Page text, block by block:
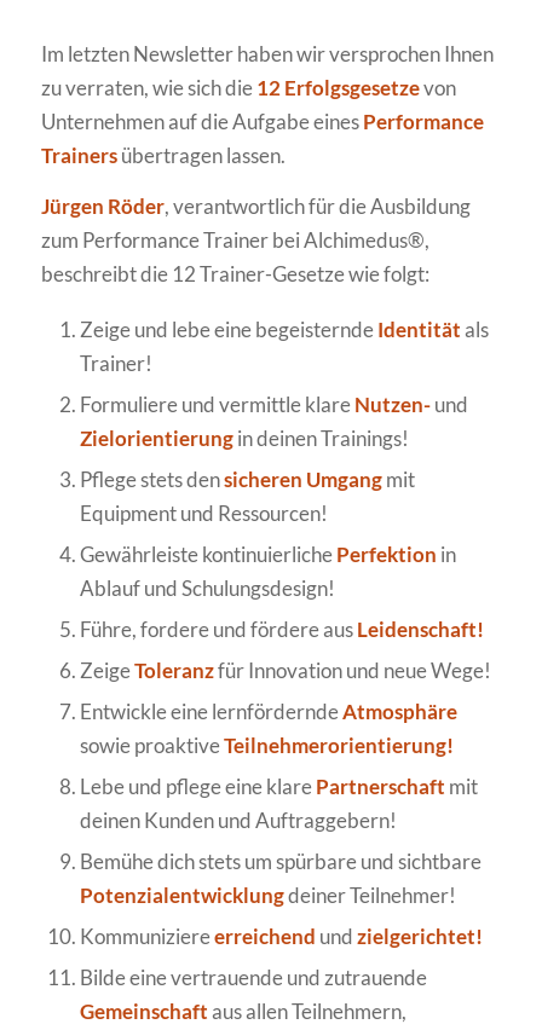
Im letzten Newsletter haben wir versprochen Ihnen
zu verraten, wie sich die12 Erfolgsgesetzevon
Unternehmen auf die Aufgabe einesPerformance
Trainersübertragen lassen.
Jürgen Röder, verantwortlich für die Ausbildung
zum Performance Trainer bei Alchimedus®,
beschreibt die 12 Trainer-Gesetze wie folgt:
Zeige und lebe eine begeisterndeIdentitätals
Trainer!
Formuliere und vermittle klareNutzen-und
Zielorientierungin deinen Trainings!
Pflege stets densicheren Umgangmit
Equipment und Ressourcen!
Gewährleiste kontinuierlichePerfektion in
Ablauf und Schulungsdesign!
Führe, fordere und fördere ausLeidenschaft!
ZeigeToleranzfür Innovation und neue Wege!
Entwickle eine lernförderndeAtmosphäre
sowie proaktiveTeilnehmerorientierung!
Lebe und pflege eine klarePartnerschaft mit
deinen Kunden und Auftraggebern!
Bemühe dich stets um spürbare und sichtbare
Potenzialentwicklungdeiner Teilnehmer!
Kommuniziereerreichend undzielgerichtet!
Bilde eine vertrauende und zutrauende
Gemeinschaftaus allen Teilnehmern,